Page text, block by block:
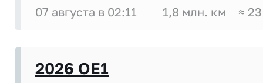
07 августа в 02:11 1,8 млн. км ≈
2026 OE1